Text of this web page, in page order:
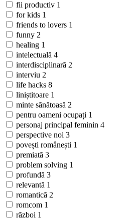
fii productiv 1
for kids 1
friends to lovers 1
funny 2
healing 1
intelectuală 4
interdisciplinară 2
interviu 2
life hacks 8
liniștitoare 1
minte sănătoasă 2
pentru oameni ocupați 1
personaj principal feminin 4
perspective noi 3
povești românești 1
premiată 3
problem solving 1
profundă 3
relevantă 1
romantică 2
romcom 1
război 1